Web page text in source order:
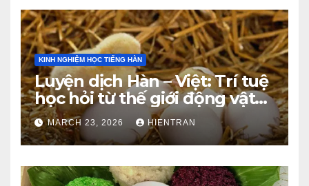
KINH NGHIỆM HỌC TIẾNG HÀN
Luyện dịch Hàn – Việt: Trí tuệ
học hỏi từ thế giới động vật
(Phần 1)
MARCH 23, 2026 HIENTRAN